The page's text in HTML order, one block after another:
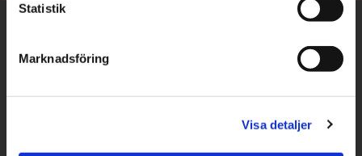
Statistik
Marknadsföring
Visa detaljer